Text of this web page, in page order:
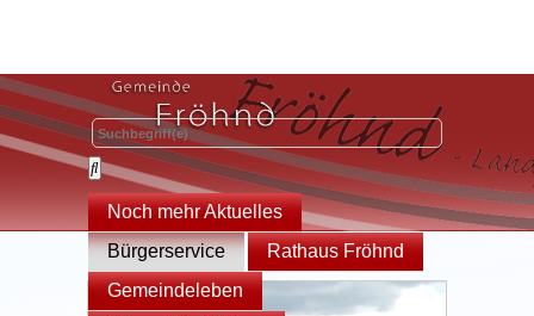
Noch mehr Aktuelles
Bürgerservice
Rathaus Fröhnd
Gemeindeleben